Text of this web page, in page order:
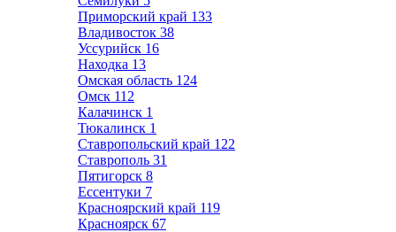
Приморский край 133
Владивосток 38
Уссурийск 16
Находка 13
Омская область 124
Омск 112
Калачинск 1
Тюкалинск 1
Ставропольский край 122
Ставрополь 31
Пятигорск 8
Ессентуки 7
Красноярский край 119
Красноярск 67